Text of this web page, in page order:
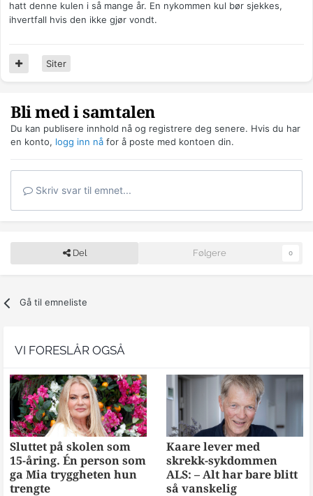
hatt denne kulen i så mange år. En nykommen kul bør sjekkes,
ihvertfall hvis den ikke gjør vondt.
Siter
Bli med i samtalen
Du kan publisere innhold nå og registrere deg senere. Hvis du har
en konto, logg inn nå for å poste med kontoen din.
Skriv svar til emnet...
Del Følgere 0
Gå til emneliste
VI FORESLÅR OGSÅ
Sluttet på skolen som
15-åring. Én person som
ga Mia tryggheten hun
trengte
Kaare lever med
skrekk-sykdommen
ALS: – Alt har bare blitt
så vanskelig